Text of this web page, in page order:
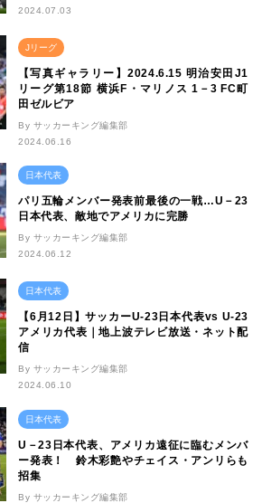
2024.07.03
Jリーグ
【写真ギャラリー】2024.6.15 明治安田J1
リーグ第18節 横浜F・マリノス 1－3 FC町
田ゼルビア
By サッカーキング編集部
2024.06.16
日本代表
パリ五輪メンバー発表前最後の一戦…U－23
日本代表、敵地でアメリカに完勝
By サッカーキング編集部
2024.06.12
日本代表
【6月12日】サッカーU-23日本代表vs U-23
アメリカ代表｜地上波テレビ放送・ネット配
信
By サッカーキング編集部
2024.06.10
日本代表
U－23日本代表、アメリカ遠征に臨むメンバ
ー発表！ 鈴木彩艶やチェイス・アンリらも
招集
By サッカーキング編集部